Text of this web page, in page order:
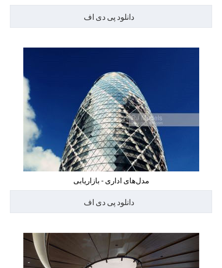
دانلود پی دی اف
مدل‌های اداری - بازاریابی
دانلود پی دی اف